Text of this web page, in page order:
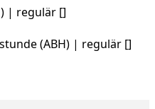
| regulär []
(ABH) | regulär []